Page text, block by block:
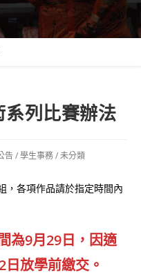
列比賽辦法
告/學生事務/未分類
，各項作品請於指定時間內
為9月29日，因適
放學前繳交。